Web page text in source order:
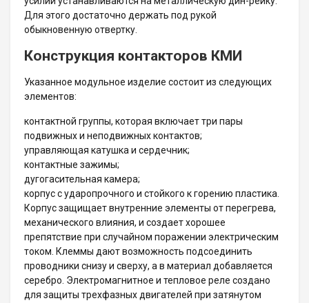
Для этого достаточно держать под рукой
обыкновенную отвертку.
Конструкция контакторов КМИ
Указанное модульное изделие состоит из следующих
элементов:
контактной группы, которая включает три пары
подвижных и неподвижных контактов;
управляющая катушка и сердечник;
контактные зажимы;
дугогасительная камера;
корпус с ударопрочного и стойкого к горению пластика.
Корпус защищает внутренние элементы от перегрева,
механического влияния, и создает хорошее
препятствие при случайном поражении электрическим
током. Клеммы дают возможность подсоединить
проводники снизу и сверху, а в материал добавляется
серебро. Электромагнитное и тепловое реле создано
для защиты трехфазных двигателей при затянутом